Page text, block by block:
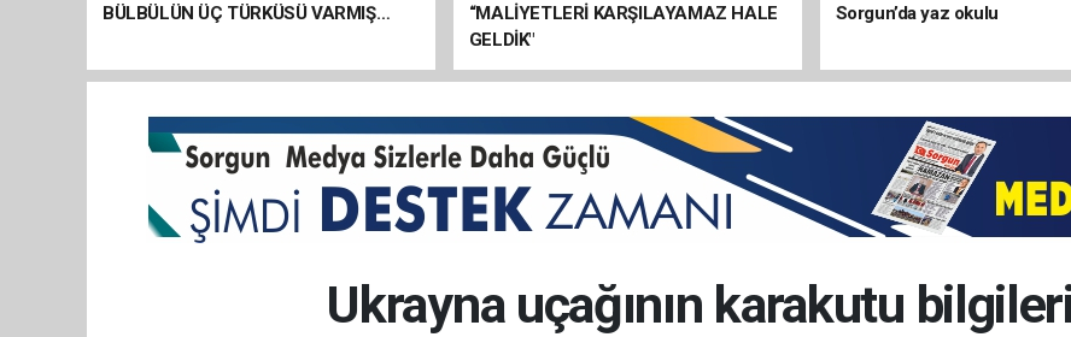
BÜLBÜLÜN ÜÇ TÜRKÜSÜ VARMIŞ…
“MALİYETLERİ KARŞILAYAMAZ HALE
GELDİK"
Sorgun’da yaz okulu
Ukrayna uçağının karakutu